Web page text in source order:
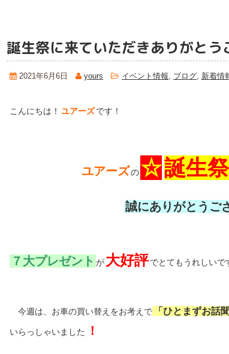
誕生祭に来ていただきありがとう
2021年6月6日 yours イベント情報, ブログ, 新着情
こんにちは！ ユアーズです！
ユアーズの ☆誕生祭
誠にありがとうご
７大プレゼント が大好評でとてもうれしいで
今週は、お車の買い替えをお考えで 「ひとまずお話
いらっしゃいました ！